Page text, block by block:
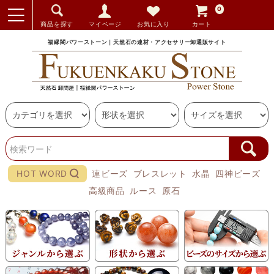
商品を探す マイページ お気に入り カート
0
福縁閣パワーストーン｜天然石の連材・アクセサリー卸通販サイト
HOT WORD 連ビーズ ブレスレット 水晶
四神ビーズ
高級商品
ルース 原石